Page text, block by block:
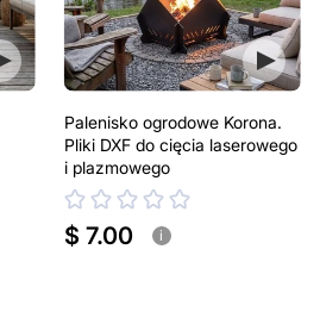
Palenisko ogrodowe Korona.
Pliki DXF do cięcia laserowego
i plazmowego
$ 7.00 i